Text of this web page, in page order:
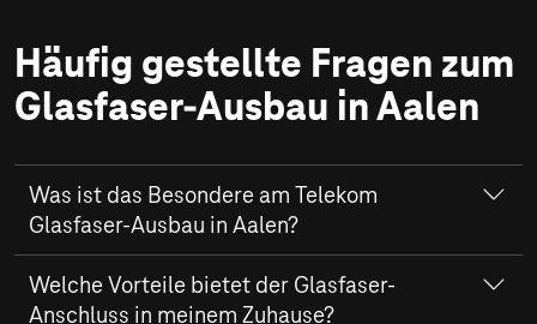
Häufig gestellte Fragen zum
Glasfaser-Ausbau in Aalen
Was ist das Besondere am Telekom
Glasfaser-Ausbau in Aalen?
In Aalen wird durch die Telekom ein fortschrittliches
Glasfaser-Netz entwickelt, das bemerkenswerte
Welche Vorteile bietet der Glasfaser-
Anschluss in meinem Zuhause?